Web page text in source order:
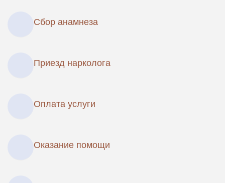
Сбор анамнеза
Приезд нарколога
Оплата услуги
Оказание помощи